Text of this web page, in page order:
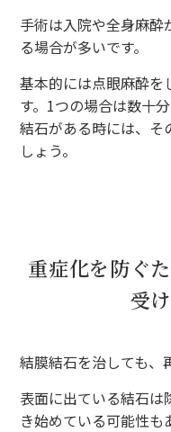
手術は入院や全身麻酔
る場合が多いです。
基本的には点眼麻酔を
す。1つの場合は数十
結石がある時には、そ
しょう。
重症化を防ぐ
受
結膜結石を治しても、
表面に出ている結石は
き始めている可能性も